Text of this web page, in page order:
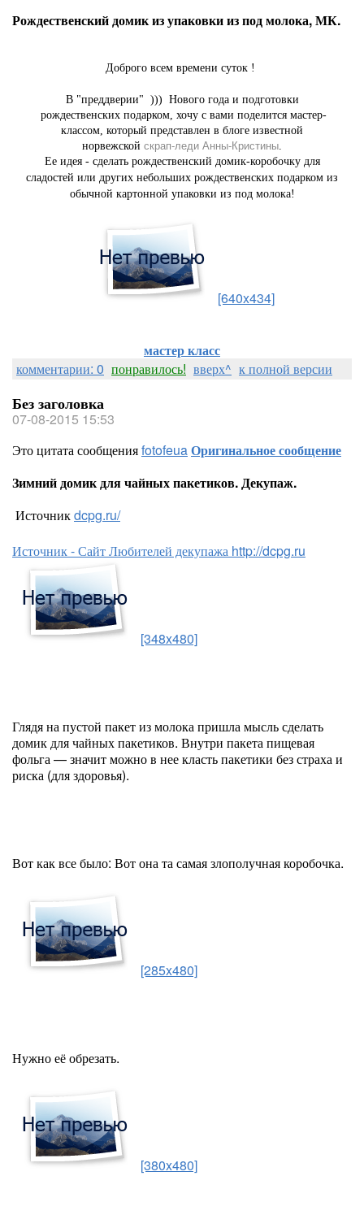
Рождественский домик из упаковки из под молока, МК.
Доброго всем времени суток !
В "преддверии" ))) Нового года и подготовки
рождественских подарком, хочу с вами поделится мастер-
классом, который представлен в блоге известной
норвежской скрап-леди Анны-Кристины.
Ее идея - сделать рождественский домик-коробочку для
сладостей или других небольших рождественских подарком из
обычной картонной упаковки из под молока!
[640x434]
мастер класс
комментарии: 0 понравилось! вверх^ к полной версии
Без заголовка
07-08-2015 15:53
Это цитата сообщенияfotofeuaОригинальное сообщение
Зимний домик для чайных пакетиков. Декупаж.
Источникdcpg.ru/
Источник - Сайт Любителей декупажа http://dcpg.ru
[348x480]
Глядя на пустой пакет из молока пришла мысль сделать
домик для чайных пакетиков. Внутри пакета пищевая
фольга — значит можно в нее класть пакетики без страха и
риска (для здоровья).
Вот как все было: Вот она та самая злополучная коробочка.
[285x480]
Нужно её обрезать.
[380x480]